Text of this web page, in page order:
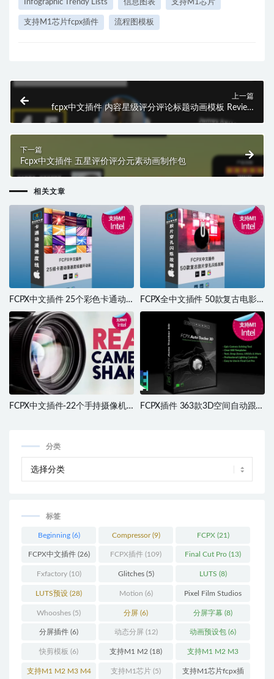
Infographic Trendy Lists 信息图表 支持M1芯片
支持M1芯片fcpx插件 流程图模板
上一篇
fcpx中文插件 内容星级评分评论标题动画模板 Review
Pack 支持M1
下一篇
Fcpx中文插件 五星评价评分元素动画制作包
相关文章
FCPX中文插件 25个彩色卡通动
漫速度线背景循环动画 支持M1
M2
FCPX全中文插件 50款复古电影
胶片灼烧穿孔溶解混乱闪烁故障
转场 支持M1 M2
FCPX中文插件-22个手持摄像机
FCPX插件 363款3D空间自动跟踪
分类
标签
Beginning(6) Compressor(9) FCPX(21)
FCPX中文插件(26) FCPX插件 (109) Final Cut Pro (13)
Fxfactory(10) Glitches(5) LUTS (8)
LUTS预设 (28) Motion (6) Pixel Film Studios
(11)
Whooshes (5) 分屏 (6) 分屏字幕 (8)
分屏插件 (6) 动态分屏(12) 动画预设包 (6)
快剪模板 (6) 支持M1 M2 (18) 支持M1 M2 M3
(25)
支持M1 M2 M3 M4 支持M1芯片 (5) 支持M1芯片fcpx插